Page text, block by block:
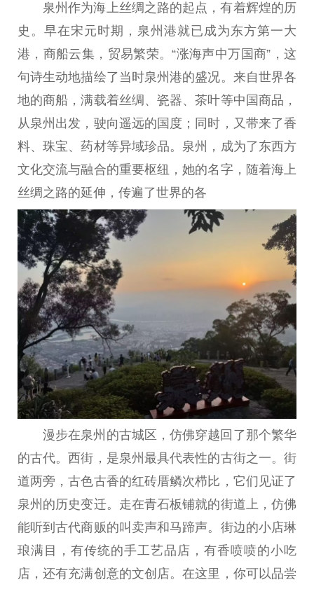
泉州作为海上丝绸之路的起点，有着辉煌的历
史。早在宋元时期，泉州港就已成为东方第一大
港，商船云集，贸易繁荣。“涨海声中万国商”，这
句诗生动地描绘了当时泉州港的盛况。来自世界各
地的商船，满载着丝绸、瓷器、茶叶等中国商品，
从泉州出发，驶向遥远的国度；同时，又带来了香
料、珠宝、药材等异域珍品。泉州，成为了东西方
文化交流与融合的重要枢纽，她的名字，随着海上
丝绸之路的延伸，传遍了世界的各
漫步在泉州的古城区，仿佛穿越回了那个繁华
的古代。西街，是泉州最具代表性的古街之一。街
道两旁，古色古香的红砖厝鳞次栉比，它们见证了
泉州的历史变迁。走在青石板铺就的街道上，仿佛
能听到古代商贩的叫卖声和马蹄声。街边的小店琳
琅满目，有传统的手工艺品店，有香喷喷的小吃
店，还有充满创意的文创店。在这里，你可以品尝